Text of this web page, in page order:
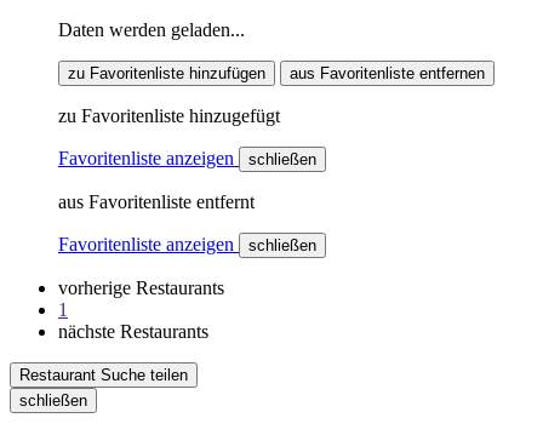
Daten werden geladen...
zu Favoritenliste hinzufügen aus Favoritenliste entfernen
zu Favoritenliste hinzugefügt
Favoritenliste anzeigen schließen
aus Favoritenliste entfernt
Favoritenliste anzeigen schließen
vorherige Restaurants
1
nächste Restaurants
Restaurant Suche teilen
schließen